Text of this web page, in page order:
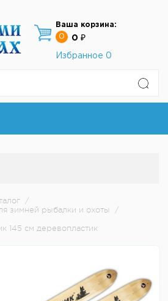
Ваша корзина:
0
0 ₽
Избранное 0
/
зимней рыбалки и охоты
/
145 см деревопластик